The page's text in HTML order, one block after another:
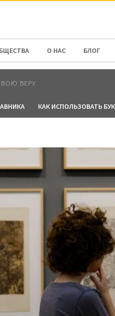
О НАС БЛОГ
ВЕРУ
КАК ИСПОЛЬЗОВАТЬ